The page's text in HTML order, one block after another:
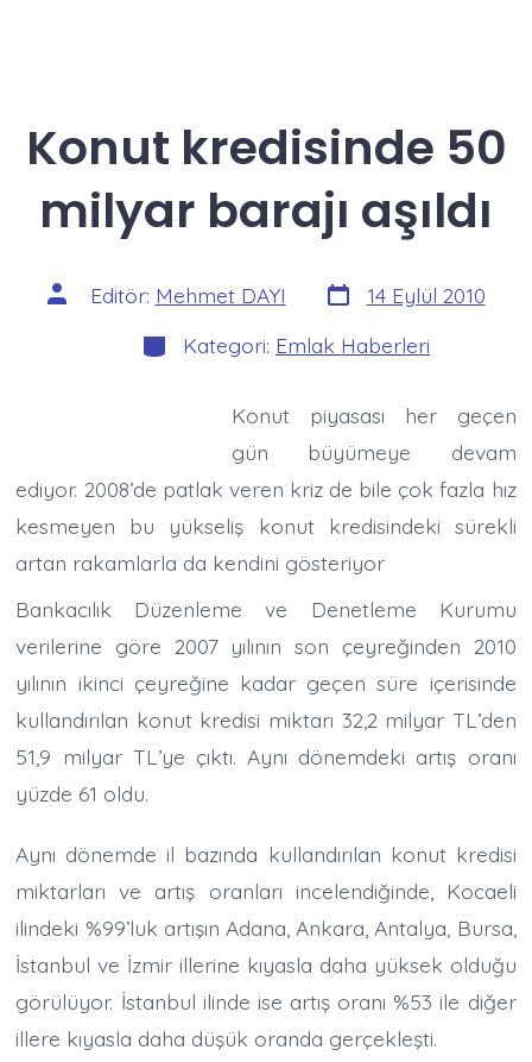
Konut kredisinde 50
milyar barajı aşıldı
Yazının
yazarı
Editör: Mehmet DAYI Yazı
tarihi
14 Eylül 2010
Kategoriler
Kategori: Emlak Haberleri
Konut piyasası her geçen
gün büyümeye devam
ediyor. 2008’de patlak veren kriz de bile çok fazla hız
kesmeyen bu yükseliş konut kredisindeki sürekli
artan rakamlarla da kendini gösteriyor
Bankacılık Düzenleme ve Denetleme Kurumu
verilerine göre 2007 yılının son çeyreğinden 2010
yılının ikinci çeyreğine kadar geçen süre içerisinde
kullandırılan konut kredisi miktarı 32,2 milyar TL’den
51,9 milyar TL’ye çıktı. Aynı dönemdeki artış oranı
yüzde 61 oldu.
Aynı dönemde il bazında kullandırılan konut kredisi
miktarları ve artış oranları incelendiğinde, Kocaeli
ilindeki %99’luk artışın Adana, Ankara, Antalya, Bursa,
İstanbul ve İzmir illerine kıyasla daha yüksek olduğu
görülüyor. İstanbul ilinde ise artış oranı %53 ile diğer
illere kıyasla daha düşük oranda gerçekleşti.